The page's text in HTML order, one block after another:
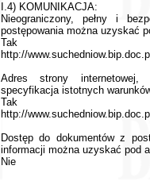
I.4) KOMUNIKACJA:
Nieograniczony, pełny i
postępowania można uzyskać
Tak
http://www.suchedniow.bip.doc.pl
Adres strony
specyfikacja istotnych
Tak
http://
Dostęp do dokumentów z
informacji można uzyskać pod
Nie